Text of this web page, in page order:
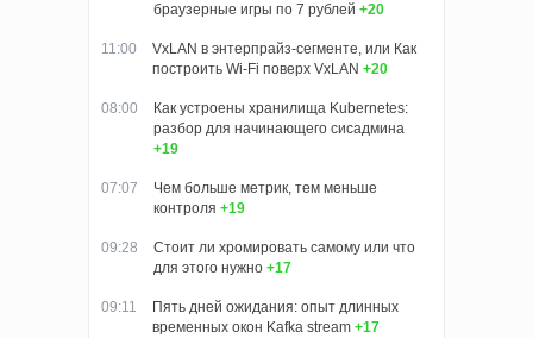
браузерные игры по 7 рублей +20
11:00
VxLAN в энтерпрайз-сегменте, или Как
построить Wi-Fi поверх VxLAN +20
08:00
Как устроены хранилища Kubernetes:
разбор для начинающего сисадмина
+19
07:07
Чем больше метрик, тем меньше
контроля +19
09:28
Стоит ли хромировать самому или что
для этого нужно +17
09:11
Пять дней ожидания: опыт длинных
временных окон Kafka stream +17